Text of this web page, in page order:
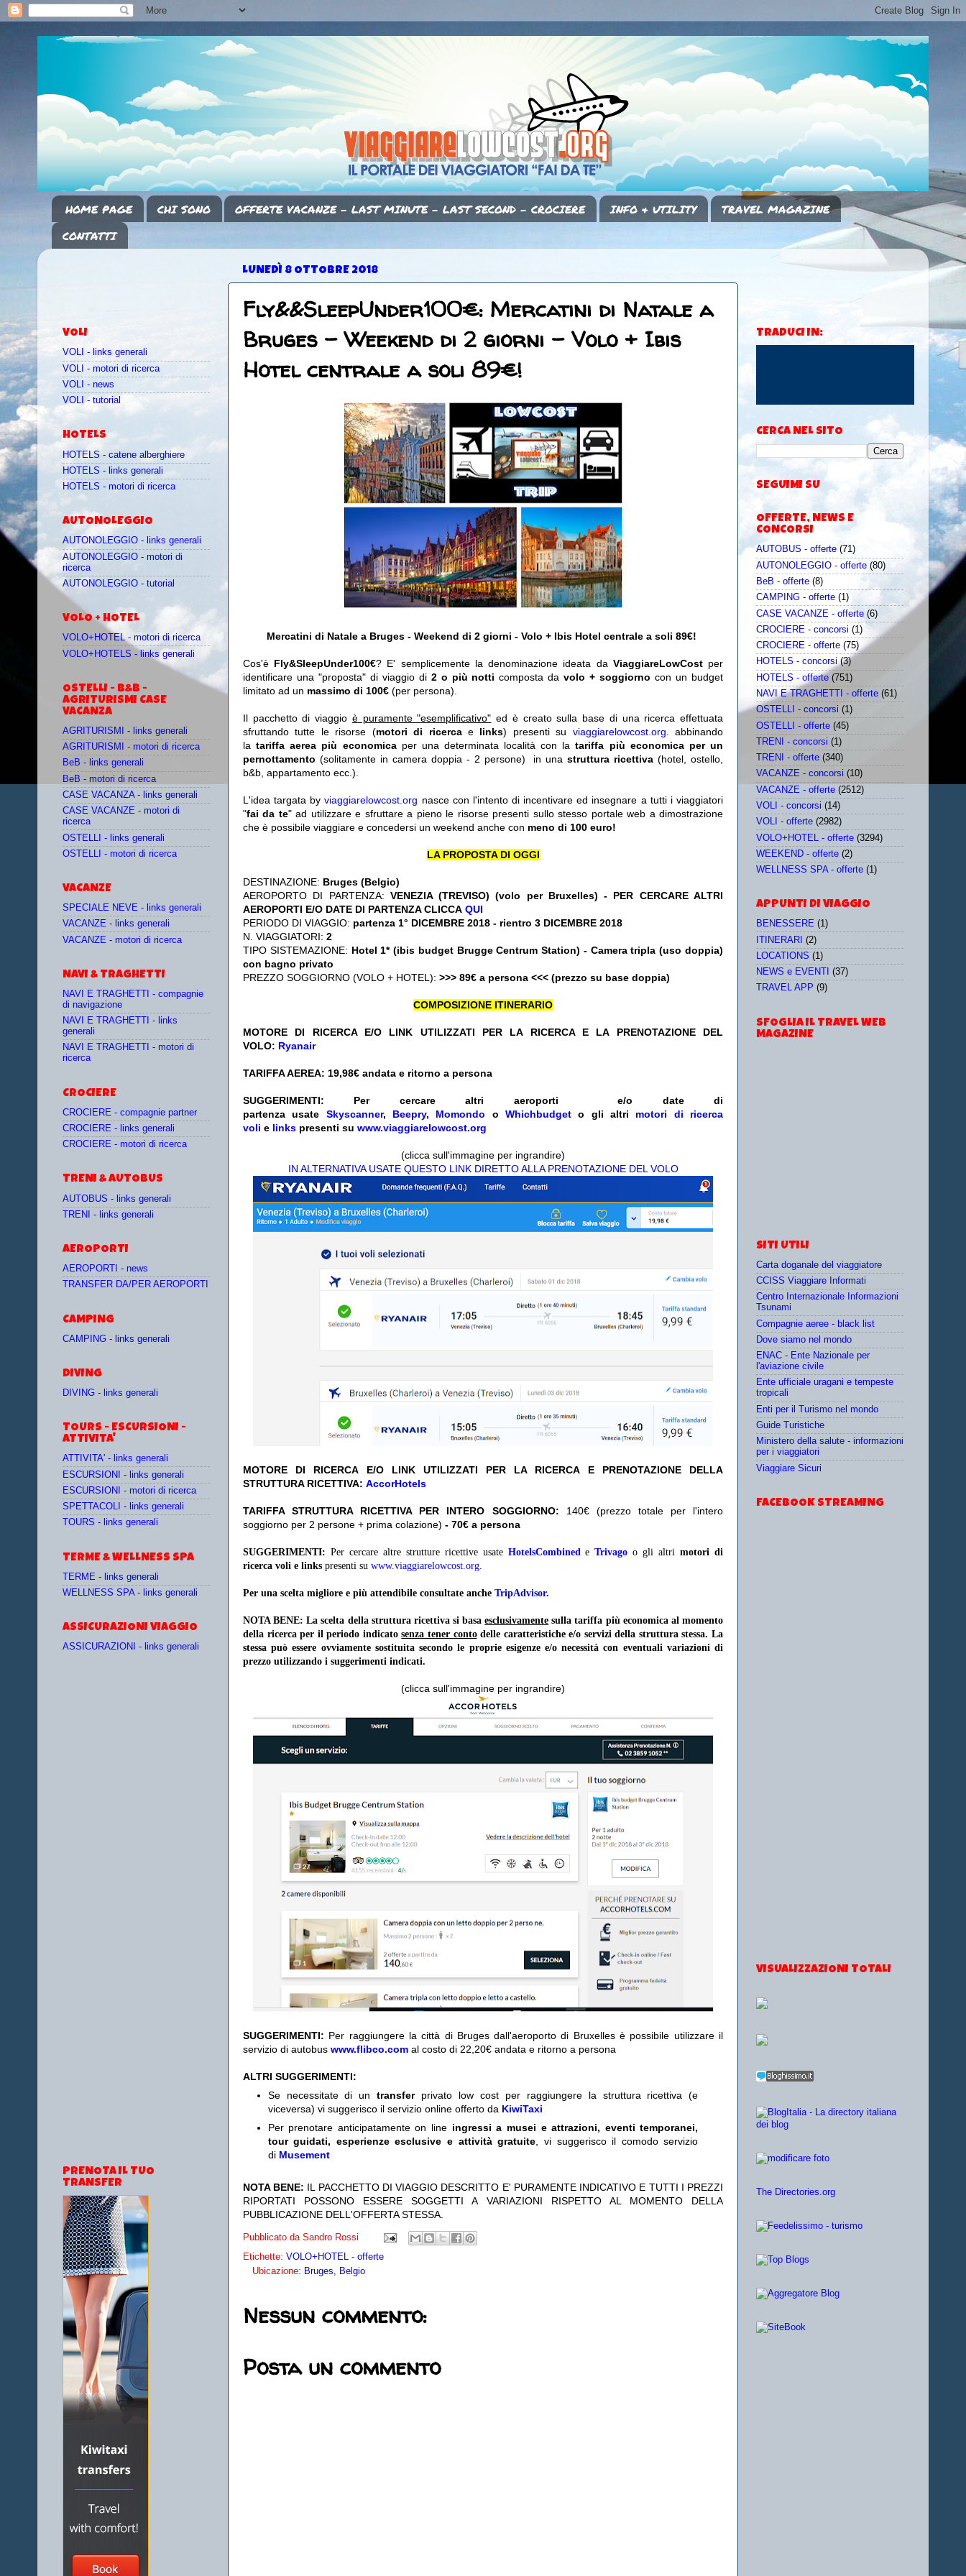
HOME PAGE CHI SONO OFFERTE VACANZE - LAST MINUTE - LAST SECOND - CROCIERE INFO & UTILITY
TRAVEL MAGAZINE
CONTATTI
LUNEDÌ 8 OTTOBRE 2018
Fly&&SleepUnder100€: Mercatini di Natale a
Bruges - Weekend di 2 giorni - Volo + Ibis
Hotel centrale a soli 89€!
Mercatini di Natale a Bruges - Weekend di 2 giorni - Volo + Ibis Hotel centrale a soli 89€!
Cos'è Fly&SleepUnder100€? E' semplicemente la denominazione ideata da ViaggiareLowCostper
identificare una "proposta" di viaggio di 2 o più notticomposta davolo + soggiorno con un budget
limitato ad un massimo di 100€ (per persona).
Il pacchetto di viaggio è puramente "esemplificativo" ed è creato sulla base di una ricerca effettuata
sfruttando tutte le risorse (motori di ricerca e links) presenti su viaggiarelowcost.org . abbinando
la tariffa aerea più economicaper una determinata località con latariffa più economica per un
pernottamento (solitamente in camera doppia - 2 persone) in unastruttura ricettiva (hotel, ostello,
b&b, appartamento ecc.).
L'idea targata byviaggiarelowcost.org nasce con l'intento di incentivare ed insegnare a tutti i viaggiatori
"fai da te" ad utilizzare e sfruttare a pieno le risorse presenti sullo stesso portale web a dimostrazione
che è possibile viaggiare e concedersi un weekend anche con meno di 100 euro!
LA PROPOSTA DI OGGI
DESTINAZIONE: Bruges (Belgio)
AEROPORTO DI PARTENZA: VENEZIA (TREVISO) (volo per Bruxelles) - PER CERCARE ALTRI
AEROPORTI E/O DATE DI PARTENZA CLICCA QUI
PERIODO DI VIAGGIO: partenza 1° DICEMBRE 2018 - rientro 3 DICEMBRE 2018
N. VIAGGIATORI: 2
TIPO SISTEMAZIONE: Hotel 1* (ibis budget Brugge Centrum Station) - Camera tripla (uso doppia)
con bagno privato
PREZZO SOGGIORNO (VOLO + HOTEL): >>> 89€ a persona <<< (prezzo su base doppia)
COMPOSIZIONE ITINERARIO
MOTORE DI RICERCA E/O LINK UTILIZZATI PER LA RICERCA E LA PRENOTAZIONE DEL
VOLO: Ryanair
TARIFFA AEREA: 19,98€ andata e ritorno a persona
SUGGERIMENTI: Per cercare altri aeroporti e/o date di
partenza usate Skyscanner, Beepry, Momondo oWhichbudget o gli altri motori di ricerca
voli e links presenti su www.viaggiarelowcost.org
(clicca sull'immagine per ingrandire)
IN ALTERNATIVA USATE QUESTO LINK DIRETTO ALLA PRENOTAZIONE DEL VOLO
MOTORE DI RICERCA E/O LINK UTILIZZATI PER LA RICERCA E PRENOTAZIONE DELLA
STRUTTURA RICETTIVA: AccorHotels
TARIFFA STRUTTURA RICETTIVA PER INTERO SOGGIORNO: 140€ (prezzo totale per l'intero
soggiorno per 2 persone + prima colazione) - 70€ a persona
SUGGERIMENTI: Per cercare altre strutture ricettive usate HotelsCombinedeTrivago o gli altrimotori di
ricerca voli e links presenti su www.viaggiarelowcost.org.
Per una scelta migliore e più attendibile consultate anche TripAdvisor.
NOTA BENE: La scelta della struttura ricettiva si basaesclusivamente sulla tariffa più economica al momento
della ricerca per il periodo indicatosenza tener contodelle caratteristiche e/o servizi della struttura stessa. La
stessa può essere ovviamente sostituita secondo le proprie esigenze e/o necessità con eventuali variazioni di
prezzo utilizzando i suggerimenti indicati.
(clicca sull'immagine per ingrandire)
SUGGERIMENTI: Per raggiungere la città di Bruges dall'aeroporto di Bruxelles è possibile utilizzare il
servizio di autobus www.flibco.com al costo di 22,20€ andata e ritorno a persona
ALTRI SUGGERIMENTI:
Se necessitate di untransfer privato low cost per raggiungere la struttura ricettiva (e
viceversa) vi suggerisco il servizio online offerto da KiwiTaxi
Per prenotare anticipatamente on line ingressi a musei e attrazioni, eventi temporanei,
tour guidati, esperienze esclusive e attività gratuite , vi suggerisco il comodo servizio
di Musement
NOTA BENE: IL PACCHETTO DI VIAGGIO DESCRITTO E' PURAMENTE INDICATIVO E TUTTI I PREZZI
RIPORTATI POSSONO ESSERE SOGGETTI A VARIAZIONI RISPETTO AL MOMENTO DELLA
PUBBLICAZIONE DELL'OFFERTA STESSA.
Pubblicato da Sandro Rossi
Etichette: VOLO+HOTEL - offerte
Ubicazione: Bruges, Belgio
Nessun commento:
Posta un commento
VOLI
VOLI - links generali
VOLI - motori di ricerca
VOLI - news
VOLI - tutorial
HOTELS
HOTELS - catene alberghiere
HOTELS - links generali
HOTELS - motori di ricerca
AUTONOLEGGIO
AUTONOLEGGIO - links generali
AUTONOLEGGIO - motori di
ricerca
AUTONOLEGGIO - tutorial
VOLO + HOTEL
VOLO+HOTEL - motori di ricerca
VOLO+HOTELS - links generali
OSTELLI - B&B -
AGRITURISMI CASE
VACANZA
AGRITURISMI - links generali
AGRITURISMI - motori di ricerca
BeB - links generali
BeB - motori di ricerca
CASE VACANZA - links generali
CASE VACANZE - motori di
ricerca
OSTELLI - links generali
OSTELLI - motori di ricerca
VACANZE
SPECIALE NEVE - links generali
VACANZE - links generali
VACANZE - motori di ricerca
NAVI & TRAGHETTI
NAVI E TRAGHETTI - compagnie
di navigazione
NAVI E TRAGHETTI - links
generali
NAVI E TRAGHETTI - motori di
ricerca
CROCIERE
CROCIERE - compagnie partner
CROCIERE - links generali
CROCIERE - motori di ricerca
TRENI & AUTOBUS
AUTOBUS - links generali
TRENI - links generali
AEROPORTI
AEROPORTI - news
TRANSFER DA/PER AEROPORTI
CAMPING
CAMPING - links generali
DIVING
DIVING - links generali
TOURS - ESCURSIONI -
ATTIVITA'
ATTIVITA' - links generali
ESCURSIONI - links generali
ESCURSIONI - motori di ricerca
SPETTACOLI - links generali
TOURS - links generali
TERME & WELLNESS SPA
TERME - links generali
WELLNESS SPA - links generali
ASSICURAZIONI VIAGGIO
ASSICURAZIONI - links generali
PRENOTA IL TUO
TRANSFER
TRADUCI IN:
CERCA NEL SITO
SEGUIMI SU
OFFERTE, NEWS E
CONCORSI
AUTOBUS - offerte (71)
AUTONOLEGGIO - offerte (80)
BeB - offerte (8)
CAMPING - offerte (1)
CASE VACANZE - offerte (6)
CROCIERE - concorsi (1)
CROCIERE - offerte (75)
HOTELS - concorsi (3)
HOTELS - offerte (751)
NAVI E TRAGHETTI - offerte (61)
OSTELLI - concorsi (1)
OSTELLI - offerte (45)
TRENI - concorsi (1)
TRENI - offerte (340)
VACANZE - concorsi (10)
VACANZE - offerte (2512)
VOLI - concorsi (14)
VOLI - offerte (2982)
VOLO+HOTEL - offerte (3294)
WEEKEND - offerte (2)
WELLNESS SPA - offerte (1)
APPUNTI DI VIAGGIO
BENESSERE (1)
ITINERARI (2)
LOCATIONS (1)
NEWS e EVENTI
(37)
TRAVEL APP (9)
SFOGLIA IL TRAVEL WEB
MAGAZINE
SITI UTILI
Carta doganale del viaggiatore
CCISS Viaggiare Informati
Centro Internazionale Informazioni
Tsunami
Compagnie aeree - black list
Dove siamo nel mondo
ENAC - Ente Nazionale per
l'aviazione civile
Ente ufficiale uragani e tempeste
tropicali
Enti per il Turismo nel mondo
Guide Turistiche
Ministero della salute - informazioni
per i viaggiatori
Viaggiare Sicuri
FACEBOOK STREAMING
VISUALIZZAZIONI TOTALI
The Directories.org